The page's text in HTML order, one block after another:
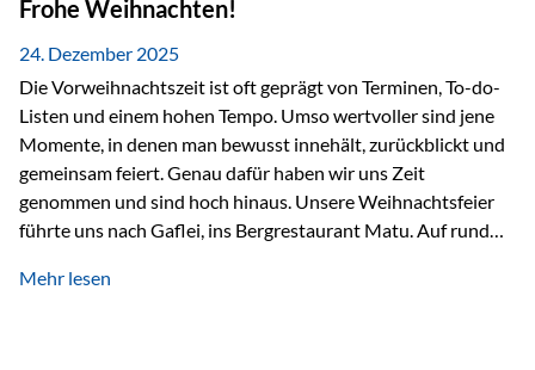
Frohe Weihnachten!
24. Dezember 2025
Die Vorweihnachtszeit ist oft geprägt von Terminen, To-do-
Listen und einem hohen Tempo. Umso wertvoller sind jene
Momente, in denen man bewusst innehält, zurückblickt und
gemeinsam feiert. Genau dafür haben wir uns Zeit
genommen und sind hoch hinaus. Unsere Weihnachtsfeier
führte uns nach Gaflei, ins Bergrestaurant Matu. Auf rund
beeindruckendes Panorama, sondern auch etwas, das im
Mehr lesen